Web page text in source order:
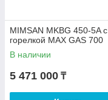
MIMSAN MKBG 450-5A с
горелкой MAX GAS 700
В наличии
5 471 000 ₸